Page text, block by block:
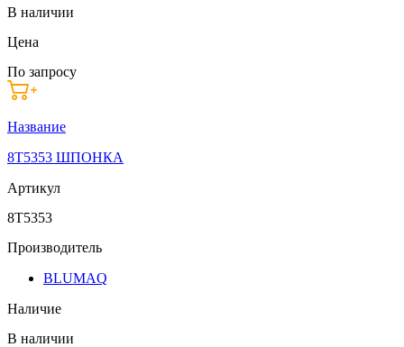
В наличии
Цена
По запросу
Название
8T5353 ШПОНКА
Артикул
8T5353
Производитель
BLUMAQ
Наличие
В наличии